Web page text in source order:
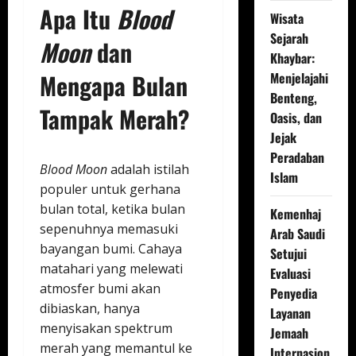
Apa Itu Blood
Moondan
Mengapa Bulan
Tampak Merah?
Blood Moonadalah istilah
populer untuk gerhana
bulan total, ketika bulan
sepenuhnya memasuki
bayangan bumi. Cahaya
matahari yang melewati
atmosfer bumi akan
dibiaskan, hanya
menyisakan spektrum
merah yang memantul ke
Wisata
Sejarah
Khaybar:
Menjelajahi
Benteng,
Oasis, dan
Jejak
Peradaban
Islam
Kemenhaj
Arab Saudi
Setujui
Evaluasi
Penyedia
Layanan
Jemaah